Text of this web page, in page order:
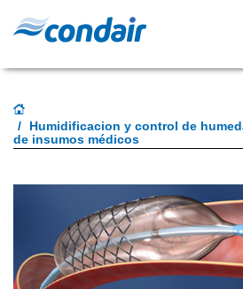
Humidificacion y control de
de insumos médicos